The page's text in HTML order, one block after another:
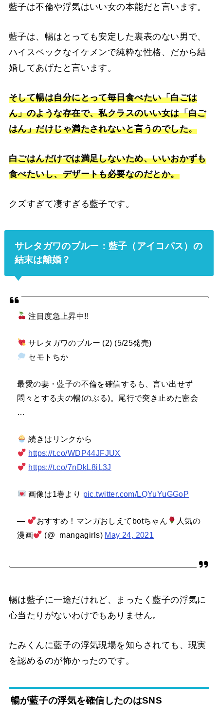
藍子は不倫や浮気はいい女の本能だと言います。
藍子は、暢はとっても安定した裏表のない男で、
ハイスペックなイケメンで純粋な性格、だから結
婚してあげたと言います。
そして暢は自分にとって毎日食べたい「白ごは
ん」のような存在で、私クラスのいい女は「白ご
はん」だけじゃ満たされないと言うのでした。
白ごはんだけでは満足しないため、いいおかずも
食べたいし、デザートも必要なのだとか。
クズすぎて凄すぎる藍子です。
サレタガワのブルー：藍子（アイコパス）の
結末は離婚？
注目度急上昇中!!
サレタガワのブルー (2) (5/25発売)
セモトちか
最愛の妻・藍子の不倫を確信するも、言い出せず
悶々とする夫の暢(のぶる)。尾行で突き止めた密会
…
続きはリンクから
https://t.co/WDP44JFJUX
https://t.co/7nDkL8iL3J
画像は1巻より pic.twitter.com/LQYuYuGGoP
— おすすめ！マンガおしえてbotちゃん
人気の
漫画
(@_mangagirls) May 24, 2021
暢は藍子に一途だけれど、まったく藍子の浮気に
心当たりがないわけでもありません。
たみくんに藍子の浮気現場を知らされても、現実
を認めるのが怖かったのです。
暢が藍子の浮気を確信したのはSNS